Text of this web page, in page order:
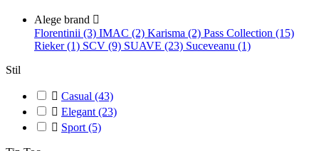
Alege brand 
Florentinii (3) IMAC (2) Karisma (2) Pass Collection (15)
Rieker (1) SCV (9) SUAVE (23) Suceveanu (1)
Stil
 Casual (43)
 Elegant (23)
 Sport (5)